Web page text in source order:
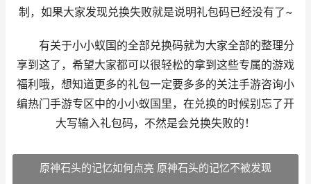
制，如果大家发现兑换失败就是说明礼包码已经没有了~
有关于小小蚁国的全部兑换码就为大家全部的整理分
享到这了，希望大家都可以很轻松的拿到这些专属的游戏
福利哦，想知道更多的礼包一定要多多的关注手游咨询小
编热门手游专区中的小小蚁国里，在兑换的时候别忘了开
大写输入礼包码，不然是会兑换失败的！
原神石头的记忆如何点亮 原神石头的记忆不被发现